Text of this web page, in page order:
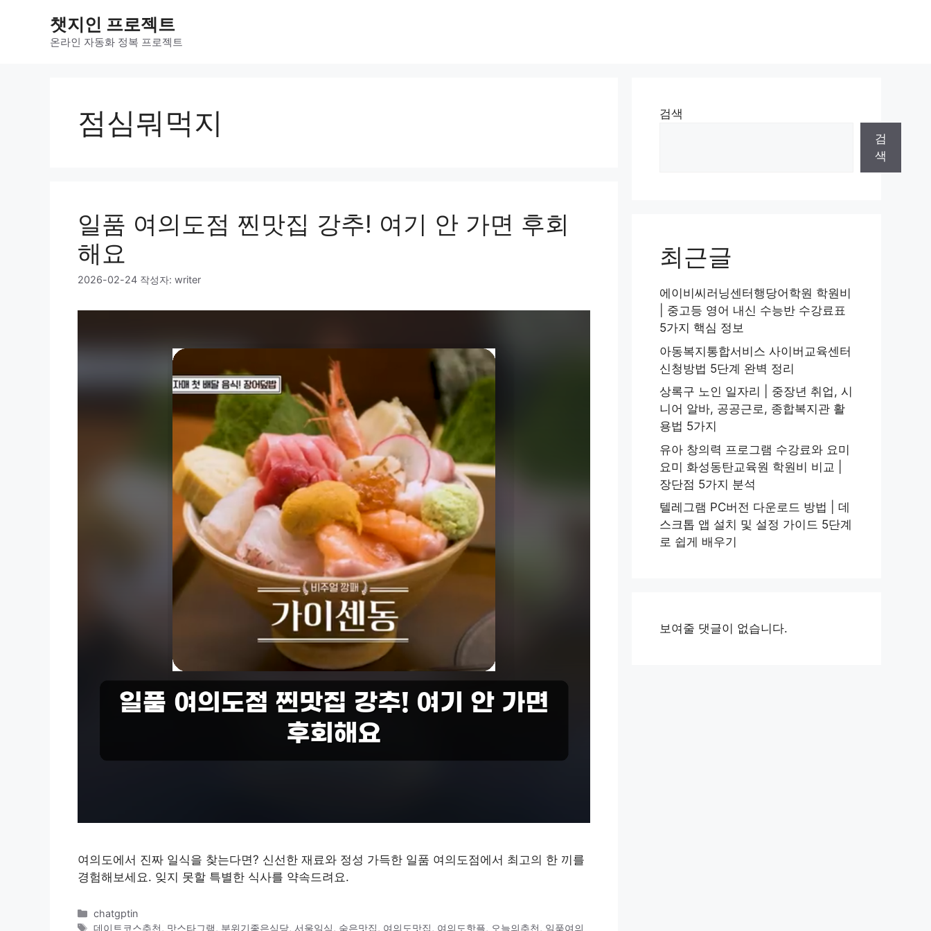
챗지인 프로젝트
온라인 자동화 정복 프로젝트
점심뭐먹지
일품 여의도점 찐맛집 강추! 여기 안 가면 후회
해요
2026-02-24 작성자: writer
여의도에서 진짜 일식을 찾는다면? 신선한 재료와 정성 가득한 일품 여의도점에서 최고의 한 끼를
경험해보세요. 잊지 못할 특별한 식사를 약속드려요.
카
테
chatgptin
태
데이트코스추천, 맛스타그램, 분위기좋은식당,서울일식, 숨은맛집, 여의도맛집, 여의도핫플, 오늘의추천, 일품여의
검색
검
색
최근글
에이비씨러닝센터행당어학원 학원비
| 중고등 영어 내신 수능반 수강료표
5가지 핵심 정보
아동복지통합서비스 사이버교육센터
신청방법 5단계 완벽 정리
상록구 노인 일자리 | 중장년 취업, 시
니어 알바, 공공근로, 종합복지관 활
용법 5가지
유아 창의력 프로그램 수강료와 요미
요미 화성동탄교육원 학원비 비교 |
장단점 5가지 분석
텔레그램 PC버전 다운로드 방법 | 데
스크톱 앱 설치 및 설정 가이드 5단계
로 쉽게 배우기
보여줄 댓글이 없습니다.